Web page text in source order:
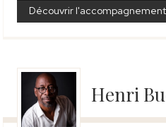
Découvrir
Henri